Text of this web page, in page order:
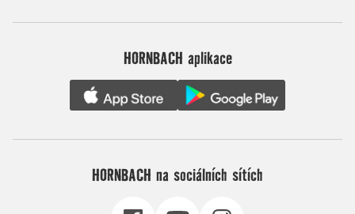
HORNBACH aplikace
HORNBACH na sociálních sítích